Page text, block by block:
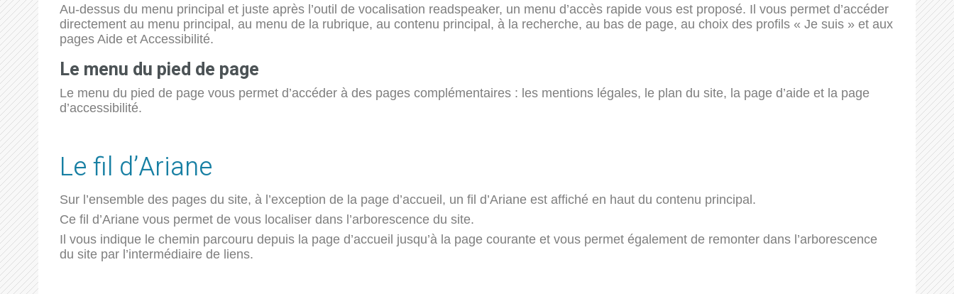
Au-dessus du menu principal et juste après l’outil de vocalisation readspeaker, un menu d’accès rapide vous est proposé. Il vous permet d’accéder
directement au menu principal, au menu de la rubrique, au contenu principal, à la recherche, au bas de page, au choix des profils « Je suis » et aux
pages Aide et Accessibilité.
Le menu du pied de page
Le menu du pied de page vous permet d’accéder à des pages complémentaires : les mentions légales, le plan du site, la page d’aide et la page
d’accessibilité.
Le fil d’Ariane
Sur l’ensemble des pages du site, à l’exception de la page d’accueil, un fil d’Ariane est affiché en haut du contenu principal.
Ce fil d’Ariane vous permet de vous localiser dans l’arborescence du site.
Il vous indique le chemin parcouru depuis la page d’accueil jusqu’à la page courante et vous permet également de remonter dans l’arborescence
du site par l’intermédiaire de liens.